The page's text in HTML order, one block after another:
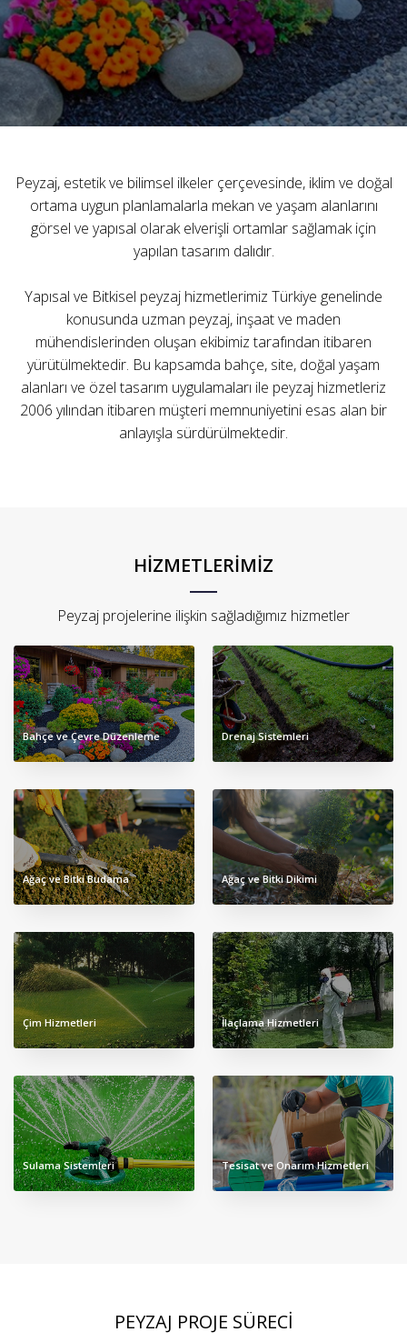
Peyzaj, estetik ve bilimsel ilkeler çerçevesinde, iklim ve doğal
ortama uygun planlamalarla mekan ve yaşam alanlarını
görsel ve yapısal olarak elverişli ortamlar sağlamak için
yapılan tasarım dalıdır.
Yapısal ve Bitkisel peyzaj hizmetlerimiz Türkiye genelinde
konusunda uzman peyzaj, inşaat ve maden
mühendislerinden oluşan ekibimiz tarafından itibaren
yürütülmektedir. Bu kapsamda bahçe, site, doğal yaşam
alanları ve özel tasarım uygulamaları ile peyzaj hizmetleriz
2006 yılından itibaren müşteri memnuniyetini esas alan bir
anlayışla sürdürülmektedir.
HIZMETLERIMIZ
Peyzaj projelerine ilişkin sağladığımız hizmetler
Bahçe ve Çevre Düzenleme Drenaj Sistemleri
Ağaç ve Bitki Budama Ağaç ve Bitki Dikimi
Çim Hizmetleri İlaçlama Hizmetleri
Sulama Sistemleri Tesisat ve Onarım Hizmetleri
PEYZAJ PROJE SÜRECI